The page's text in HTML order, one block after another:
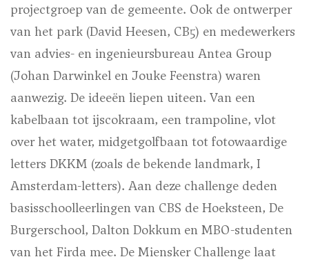
projectgroep van de gemeente. Ook de ontwerper
van het park (David Heesen, CB5) en medewerkers
van advies- en ingenieursbureau Antea Group
(Johan Darwinkel en Jouke Feenstra) waren
aanwezig. De ideeën liepen uiteen. Van een
kabelbaan tot ijscokraam, een trampoline, vlot
over het water, midgetgolfbaan tot fotowaardige
letters DKKM (zoals de bekende landmark, I
Amsterdam-letters). Aan deze challenge deden
basisschoolleerlingen van CBS de Hoeksteen, De
Burgerschool, Dalton Dokkum en MBO-studenten
van het Firda mee. De Miensker Challenge laat